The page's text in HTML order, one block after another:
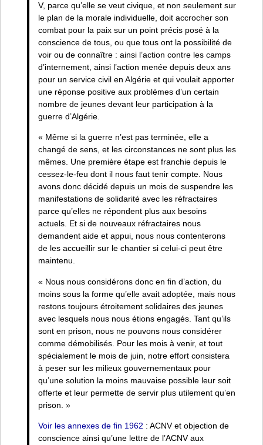
V, parce qu’elle se veut civique, et non seulement sur
le plan de la morale individuelle, doit accrocher son
combat pour la paix sur un point précis posé à la
conscience de tous, ou que tous ont la possibilité de
voir ou de connaître : ainsi l’action contre les camps
d’internement, ainsi l’action menée depuis deux ans
pour un service civil en Algérie et qui voulait apporter
une réponse positive aux problèmes d’un certain
nombre de jeunes devant leur participation à la
guerre d’Algérie.
« Même si la guerre n’est pas terminée, elle a
changé de sens, et les circonstances ne sont plus les
mêmes. Une première étape est franchie depuis le
cessez-le-feu dont il nous faut tenir compte. Nous
avons donc décidé depuis un mois de suspendre les
manifestations de solidarité avec les réfractaires
parce qu’elles ne répondent plus aux besoins
actuels. Et si de nouveaux réfractaires nous
demandent aide et appui, nous nous contenterons
de les accueillir sur le chantier si celui-ci peut être
maintenu.
« Nous nous considérons donc en fin d’action, du
moins sous la forme qu’elle avait adoptée, mais nous
restons toujours étroitement solidaires des jeunes
avec lesquels nous nous étions engagés. Tant qu’ils
sont en prison, nous ne pouvons nous considérer
comme démobilisés. Pour les mois à venir, et tout
spécialement le mois de juin, notre effort consistera
à peser sur les milieux gouvernementaux pour
qu’une solution la moins mauvaise possible leur soit
offerte et leur permette de servir plus utilement qu’en
prison. »
Voir les annexes de fin 1962 : ACNV et objection de
conscience ainsi qu’une lettre de l’ACNV aux